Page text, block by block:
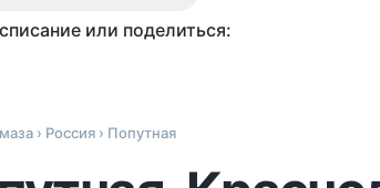
или поделиться:
› Россия › Попутная